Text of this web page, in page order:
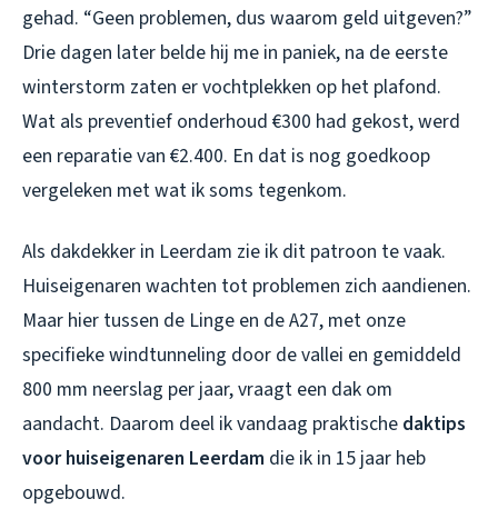
gehad. “Geen problemen, dus waarom geld uitgeven?”
Drie dagen later belde hij me in paniek, na de eerste
winterstorm zaten er vochtplekken op het plafond.
Wat als preventief onderhoud €300 had gekost, werd
een reparatie van €2.400. En dat is nog goedkoop
vergeleken met wat ik soms tegenkom.
Als dakdekker in Leerdam zie ik dit patroon te vaak.
Huiseigenaren wachten tot problemen zich aandienen.
Maar hier tussen de Linge en de A27, met onze
specifieke windtunneling door de vallei en gemiddeld
800 mm neerslag per jaar, vraagt een dak om
aandacht. Daarom deel ik vandaag praktische daktips
voor huiseigenaren Leerdam die ik in 15 jaar heb
opgebouwd.